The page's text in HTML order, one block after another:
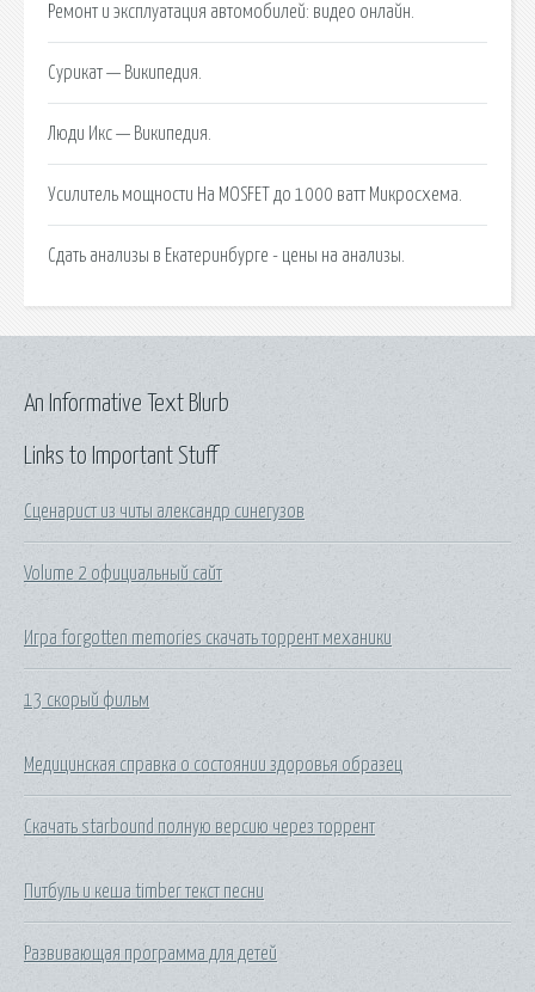
Ремонт и эксплуатация автомобилей: видео онлайн.
Сурикат — Википедия.
Люди Икс — Википедия.
Усилитель мощности На MOSFET до 1000 ватт Микросхема.
Сдать анализы в Екатеринбурге - цены на анализы.
Links to Important Stuff
Сценарист из читы александр синегузов
Volume 2 официальный сайт
Игра forgotten memories скачать торрент механики
13 скорый фильм
Медицинская справка о состоянии здоровья образец
Скачать starbound полную версию через торрент
Питбуль и кеша timber текст песни
Развивающая программа для детей
An Informative Text Blurb